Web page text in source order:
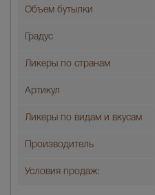
Объем бутылки
Градус
Ликеры по странам
Артикул
Ликеры по видам и вкусам
Производитель
Условия продаж: